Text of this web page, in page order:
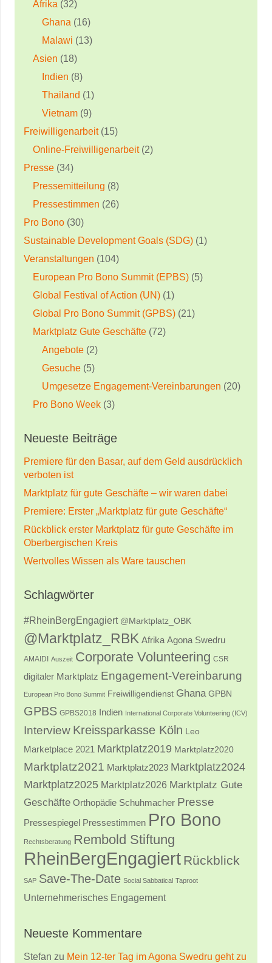
Afrika (32)
Ghana (16)
Malawi (13)
Asien (18)
Indien (8)
Thailand (1)
Vietnam (9)
Freiwilligenarbeit(15)
Online-Freiwilligenarbeit(2)
Presse (34)
Pressemitteilung (8)
Pressestimmen (26)
Pro Bono (30)
Sustainable Development Goals (SDG) (1)
Veranstaltungen (104)
European Pro Bono Summit (EPBS) (5)
Global Festival of Action (UN) (1)
Global Pro Bono Summit (GPBS) (21)
Marktplatz Gute Geschäfte (72)
Angebote (2)
Gesuche (5)
Umgesetze Engagement-Vereinbarungen (20)
Pro Bono Week (3)
Neueste Beiträge
Premiere für den Basar, auf dem Geld ausdrücklich
verboten ist
Marktplatz für gute Geschäfte – wir waren dabei
Premiere: Erster „Marktplatz für gute Geschäfte“
Rückblick erster Marktplatz für gute Geschäfte im
Oberbergischen Kreis
Wertvolles Wissen als Ware tauschen
Schlagwörter
#RheinBergEngagiert @Marktplatz_OBK
@Marktplatz_RBK Afrika Agona Swedru
AMAIDI Auszeit Corporate Volunteering CSR
digitaler Marktplatz Engagement-Vereinbarung
European Pro Bono Summit Freiwilligendienst Ghana GPBN
GPBS GPBS2018 Indien International Corporate Volunteering (ICV)
Interview Kreissparkasse Köln Leo
Marketplace 2021 Marktplatz2019 Marktplatz2020
Marktplatz2021 Marktplatz2023 Marktplatz2024
Marktplatz2025 Marktplatz2026 Marktplatz Gute
Geschäfte Orthopädie Schuhmacher Presse
Pressespiegel Pressestimmen Pro Bono
Rechtsberatung Rembold Stiftung
RheinBergEngagiert Rückblick
SAP Save-The-Date Social Sabbatical Taproot
Unternehmerisches Engagement
Neueste Kommentare
Stefan zu Mein 12-ter Tag im Agona Swedru geht zu